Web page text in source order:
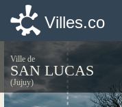
Villes.co
Ville de
SAN LUCAS
(Jujuy)
Villes.co